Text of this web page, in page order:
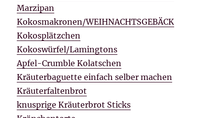
Marzipan
Kokosmakronen/WEIHNACHTSGEBÄCK
Kokosplätzchen
Kokoswürfel/Lamingtons
Apfel-Crumble Kolatschen
Kräuterbaguette einfach selber machen
Kräuterfaltenbrot
knusprige Kräuterbrot Sticks